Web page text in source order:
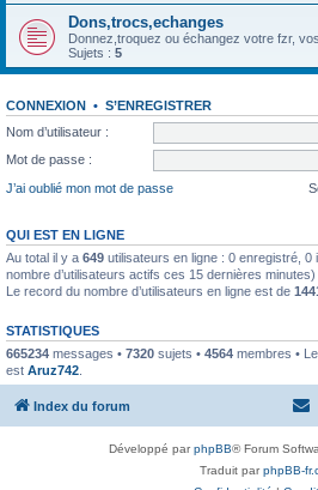
Dons,trocs,echanges
Donnez,troquez ou échangez votre fzr,
Sujets : 5
CONNEXION • S’ENREGISTRER
Nom d’utilisateur :
Mot de passe :
J’ai oublié mon mot de passe
QUI EST EN LIGNE
Au total il y a 649 utilisateurs en ligne : 0 enregistré, 0
nombre d’utilisateurs actifs ces 15 dernières minutes)
Le record du nombre d’utilisateurs en ligne est de
STATISTIQUES
665234 messages • 7320 sujets • 4564 membres •
est Aruz742
Index du forum
Développé parphpBB® Forum
Traduit parphpBB-